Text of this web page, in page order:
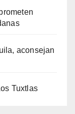
aconsejan
Tuxtlas